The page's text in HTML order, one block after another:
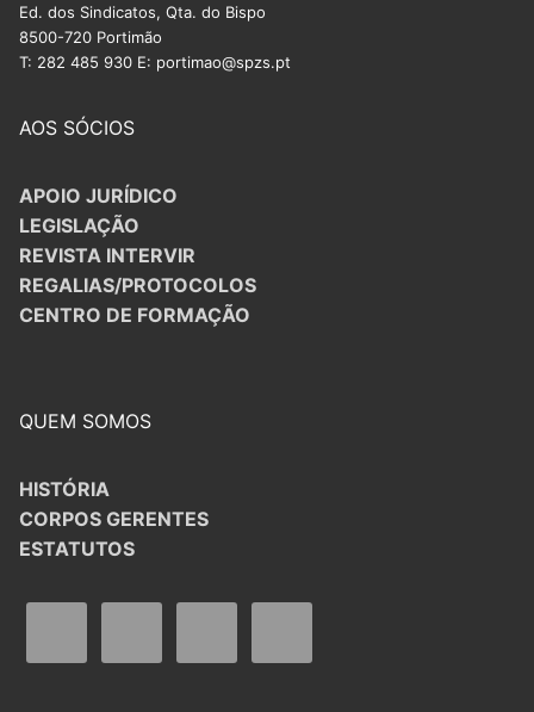
Ed. dos Sindicatos, Qta. do Bispo
8500-720 Portimão
T: 282 485 930 E: portimao@spzs.pt
AOS SÓCIOS
APOIO JURÍDICO
LEGISLAÇÃO
REVISTA INTERVIR
REGALIAS/PROTOCOLOS
CENTRO DE FORMAÇÃO
QUEM SOMOS
HISTÓRIA
CORPOS GERENTES
ESTATUTOS